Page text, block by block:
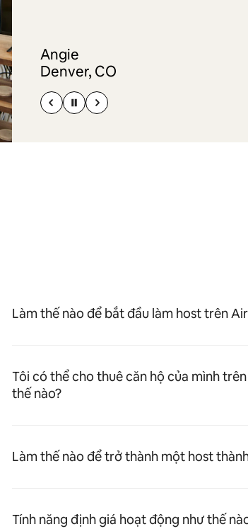
Angie
Denver, CO
Làm thế nào để bắt đầu làm host trên
Tôi có thể cho thuê căn hộ của mình
thế nào?
Làm thế nào để trở thành một host
Tính năng định giá hoạt động như thế